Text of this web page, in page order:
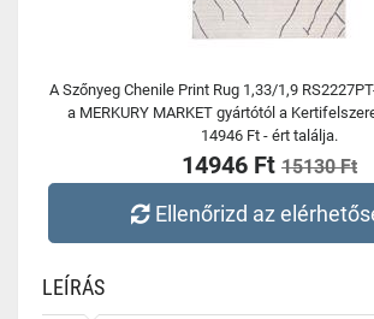
A Szőnyeg Chenile Print Rug 1,33/1,9
a MERKURY MARKET gyártótól a
14946 Ft - ért találja.
14946 Ft 15130 Ft
Ellenőrizd az
LEÍRÁS